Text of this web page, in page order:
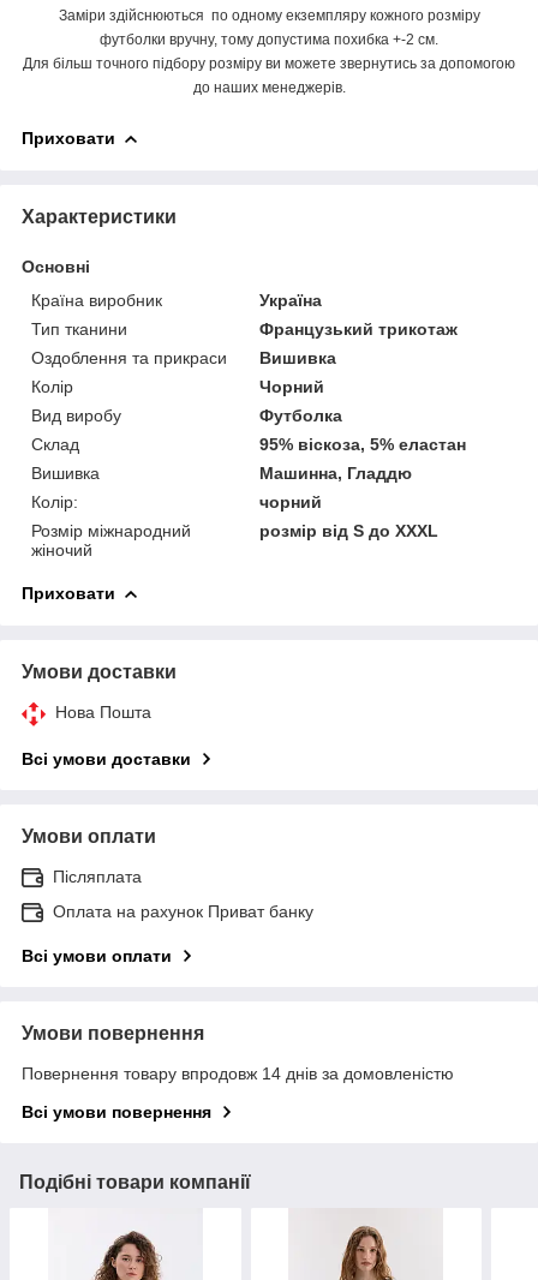
Заміри здійснюються по одному екземпляру кожного розміру
футболки вручну, тому допустима похибка +-2 см.
Для більш точного підбору розміру ви можете звернутись за допомогою
до наших менеджерів.
Приховати
Характеристики
Основні
Країна виробник
Україна
Тип тканини
Французький трикотаж
Оздоблення та прикраси
Вишивка
Колір
Чорний
Вид виробу
Футболка
Склад
95% віскоза, 5% еластан
Вишивка
Машинна, Гладдю
Колір:
чорний
Розмір міжнародний
жіночий
розмір від S до XXXL
Приховати
Умови доставки
Нова Пошта
Всі умови доставки
Умови оплати
Післяплата
Оплата на рахунок Приват банку
Всі умови оплати
Умови повернення
Повернення товару впродовж 14 днів за домовленістю
Всі умови повернення
Подібні товари компанії